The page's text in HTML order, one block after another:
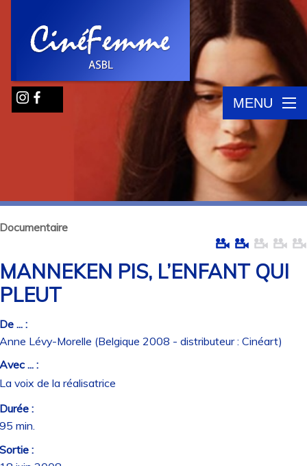
MENU
PIS, L’ENFANT QUI
... :
Lévy-Morelle (Belgique 2008 - distributeur : Cinéart)
... :
voix de la réalisatrice
:
min.
: